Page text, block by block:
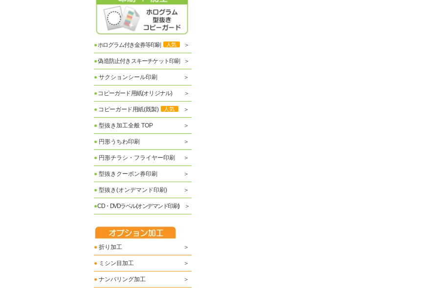
●ホログラム付き金券等印刷 人気
●偽造防止付きスキーチケット印刷
● サクションシール印刷
● コピーガード用紙(オリジナル)
● コピーガード用紙(既製) 人気
● 型抜き加工全般 TOP
● 円形うちわ印刷
● 円形チラシ・フライヤー印刷
● 型抜きクーポン券印刷
● 型抜き(オンデマンド印刷)
●CD・DVDラベル(オンデマンド印刷)
● 折り加工
● ミシン目加工
● ナンバリング加工